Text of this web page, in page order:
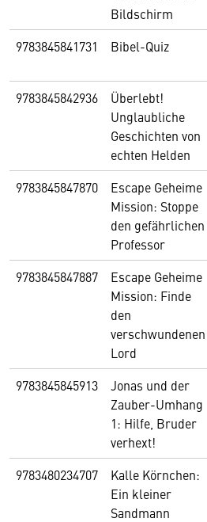
Bildschirm
9783845841731 Bibel-Quiz
9783845842936
Überlebt!
Unglaubliche
Geschichten von
echten Helden
9783845847870
Escape Geheime
Mission: Stoppe
den gefährlichen
Professor
9783845847887
Escape Geheime
Mission: Finde
den
verschwundenen
Lord
9783845845913
Jonas und der
Zauber-Umhang
1: Hilfe, Bruder
verhext!
9783480234707
Kalle Körnchen:
Ein kleiner
Sandmann